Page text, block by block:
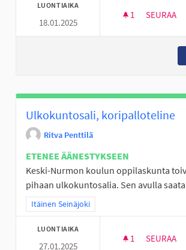
LUONTIAIKA
18.01.2025
1 1 SEURAAJA
SEURAA
Ulkokuntosali, koripalloteline
Ritva Penttilä
ETENEE ÄÄNESTYKSEEN
Keski-Nurmon koulun oppilaskunta
pihaan ulkokuntosalia. Sen avulla
Rajaa tulokset teeman mukaan: Itäinen
Itäinen Seinäjoki
LUONTIAIKA
27.01.2025
1 1 SEURAAJA
SEURAA